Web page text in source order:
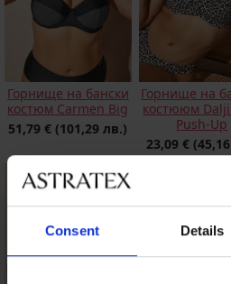
Consent Details
Горнище на бански
костюм Carmen Big
51,79 € (101,29 лв.)
Горнище на
костююм
Push-Up
23,09 €